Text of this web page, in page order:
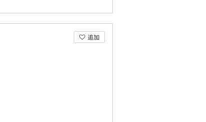
追加